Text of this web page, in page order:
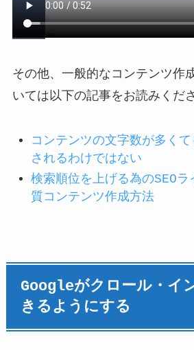
その他、一般的なコンテンツ作
いては以下の記事をお読みくだ
コンテンツの文字数が多く
されるわけではない
検索順位を上げる為のSEO
質コンテンツ作成方法
Googleがクロール・イ
きるようにする